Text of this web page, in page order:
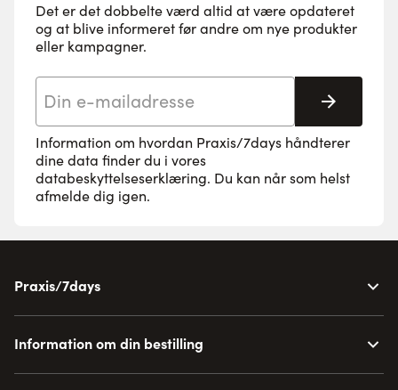
Det er det dobbelte værd altid at være opdateret
og at blive informeret før andre om nye produkter
eller kampagner.
Tilmeld
Information om hvordan Praxis/7days håndterer
dine data finder du i vores
databeskyttelseserklæring. Du kan når som helst
afmelde dig igen.
Praxis/7days
Information om din bestilling